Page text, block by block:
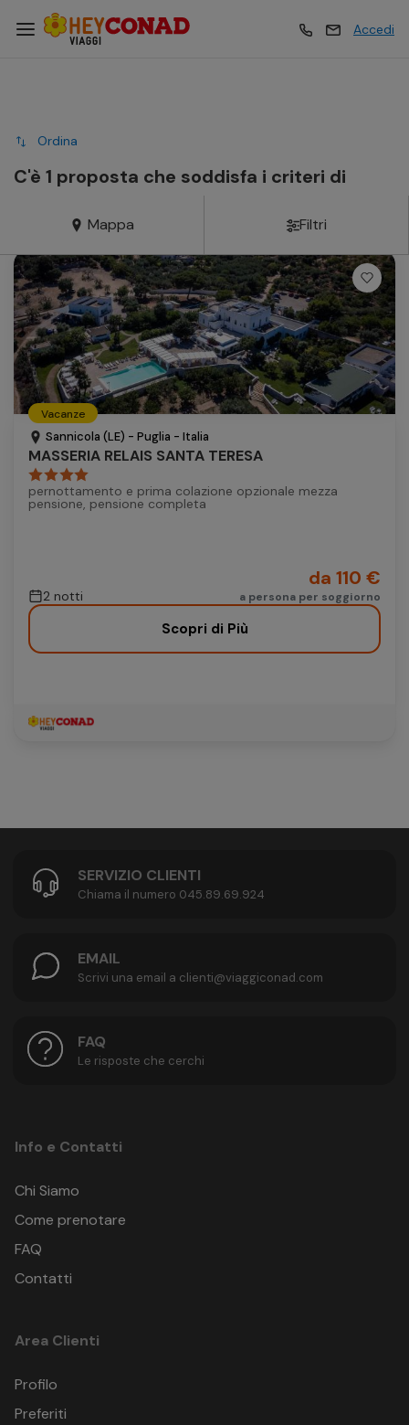
Esperienze
Hotel
Crociere
Traghetti
Autonoleggio
Parcheggio
Accedi
Esperienze
Crociere
Traghetti
Autonoleggio
Parcheggio
Mappa Filtri
Ordina
C'è 1 proposta che soddisfa i criteri di
Vacanze
Sannicola (LE) - Puglia - Italia
MASSERIA RELAIS SANTA TERESA
pernottamento e prima colazione opzionale mezza
pensione, pensione completa
2 notti
da 110 €
a persona per soggiorno
Scopri di Più
SERVIZIO CLIENTI
Chiama il numero 045.89.69.924
EMAIL
Scrivi una email a clienti@viaggiconad.com
FAQ
Le risposte che cerchi
Info e Contatti
Chi Siamo
Come prenotare
FAQ
Contatti
Area Clienti
Profilo
Preferiti